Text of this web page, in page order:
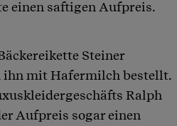
einen saftigen Aufpreis.
Steiner
ihn mit Hafermilch bestellt.
Ralph
Aufpreis sogar einen